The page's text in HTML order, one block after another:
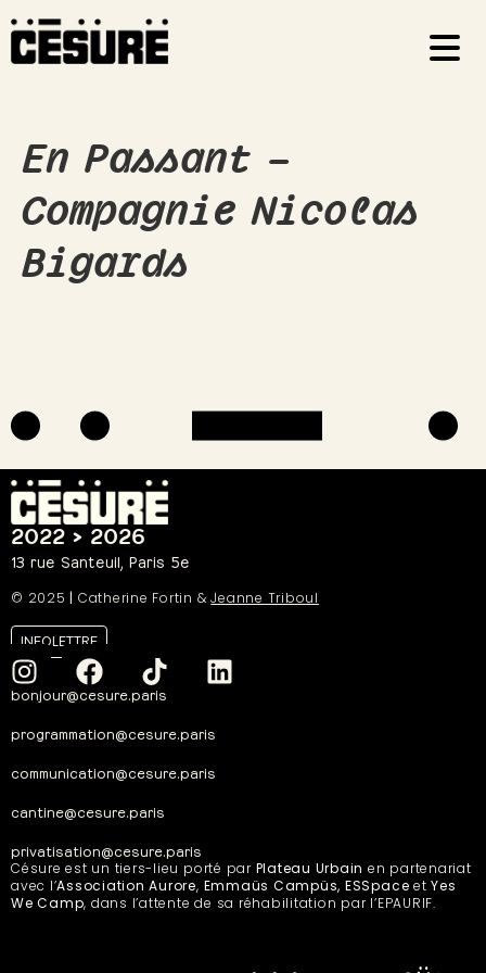
En Passant –
Compagnie Nicolas
Bigards
2022 > 2026
13 rue Santeuil, Paris 5e
© 2025 | Catherine Fortin &Jeanne Triboul
INFOLETTRE
bonjour@cesure.paris
programmation@cesure.paris
communication@cesure.paris
cantine@cesure.paris
privatisation@cesure.paris
Césure est un tiers-lieu porté par Plateau Urbain en partenariat
avec l’Association Aurore, Emmaüs Campüs, ESSpaceetYes
We Camp, dans l’attente de sa réhabilitation par l’EPAURIF.